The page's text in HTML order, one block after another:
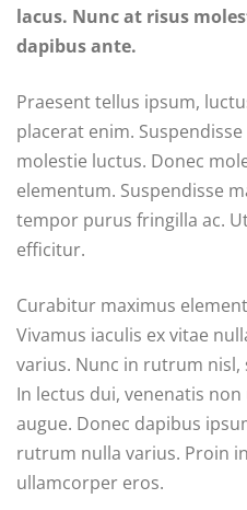
lacus. Nunc at risus
dapibus ante.
Praesent tellus ipsum,
placerat enim.
molestie luctus. Donec
elementum. Suspendisse
tempor purus fringilla ac.
efficitur.
Curabitur maximus
Vivamus iaculis ex vitae
varius. Nunc in rutrum
In lectus dui, venenatis
augue. Donec dapibus
rutrum nulla varius. Proin
ullamcorper eros.